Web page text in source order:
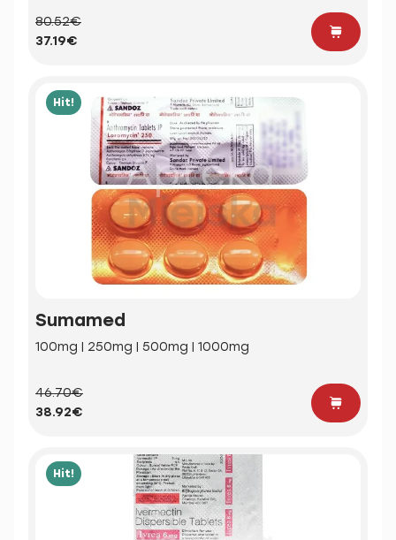
80.52€
37.19€
Hit!
Sumamed
100mg | 250mg | 500mg | 1000mg
46.70€
38.92€
Hit!